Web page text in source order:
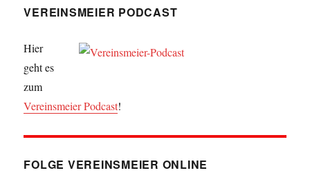
VEREINSMEIER PODCAST
Hier
geht es
zum
Vereinsmeier Podcast!
FOLGE VEREINSMEIER ONLINE